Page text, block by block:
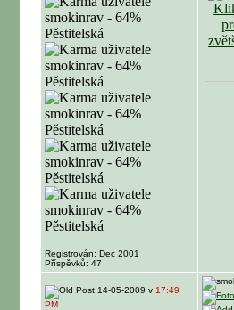
Registrován: Dec 2001
Příspěvků: 47
14-05-2009 v 17:49
PM